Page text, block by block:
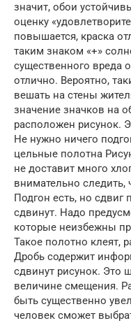
значит, обои
оценку
повышается, краска
таким знаком «+»
существенного вреда
отлично. Вероятно,
вешать на стены
значение значков на
расположен рисунок.
Не нужно ничего
цельные полотна
не доставит много
внимательно следить,
Подгон есть, но сдвиг
сдвинут. Надо
которые неизбежны
Такое полотно клеят,
Дробь содержит
сдвинут рисунок. Это
величине смещения.
быть существенно
человек сможет